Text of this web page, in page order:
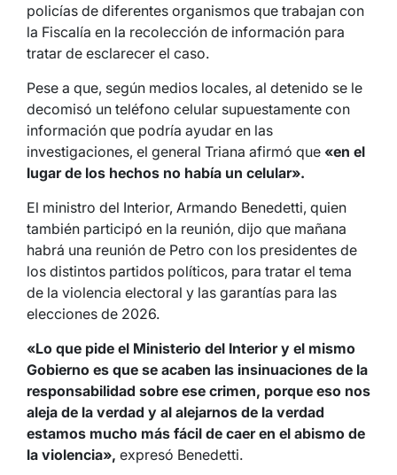
policías de diferentes organismos que trabajan con
la Fiscalía en la recolección de información para
tratar de esclarecer el caso.
Pese a que, según medios locales, al detenido se le
decomisó un teléfono celular supuestamente con
información que podría ayudar en las
investigaciones, el general Triana afirmó que «en el
lugar de los hechos no había un celular».
El ministro del Interior, Armando Benedetti, quien
también participó en la reunión, dijo que mañana
habrá una reunión de Petro con los presidentes de
los distintos partidos políticos, para tratar el tema
de la violencia electoral y las garantías para las
elecciones de 2026.
«Lo que pide el Ministerio del Interior y el mismo
Gobierno es que se acaben las insinuaciones de la
responsabilidad sobre ese crimen, porque eso nos
aleja de la verdad y al alejarnos de la verdad
estamos mucho más fácil de caer en el abismo de
la violencia», expresó Benedetti.